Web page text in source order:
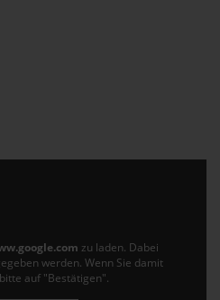
zu laden. Dabei
werden. Wenn Sie damit
auf "Bestätigen".